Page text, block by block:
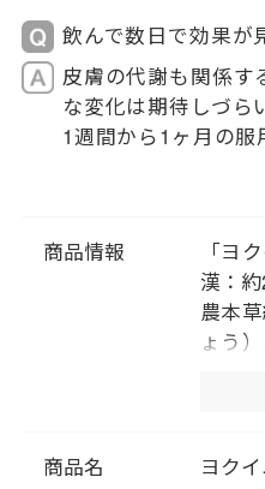
飲んで数日で効果が
皮膚の代謝も関係す
な変化は期待しづら
1週間から1ヶ月の服
商品情報
「ヨ
漢：
農本
ょう
「命
ン」
商品名 ヨク